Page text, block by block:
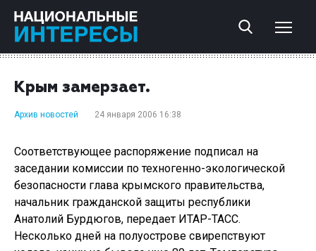
Крым замерзает.
Архив новостей 24 января 2006 16:38
Соответствующее распоряжение подписал на
заседании комиссии по техногенно-экологической
безопасности глава крымского правительства,
начальник гражданской защиты республики
Анатолий Бурдюгов, передает ИТАР-ТАСС.
Несколько дней на полуострове свирепствуют